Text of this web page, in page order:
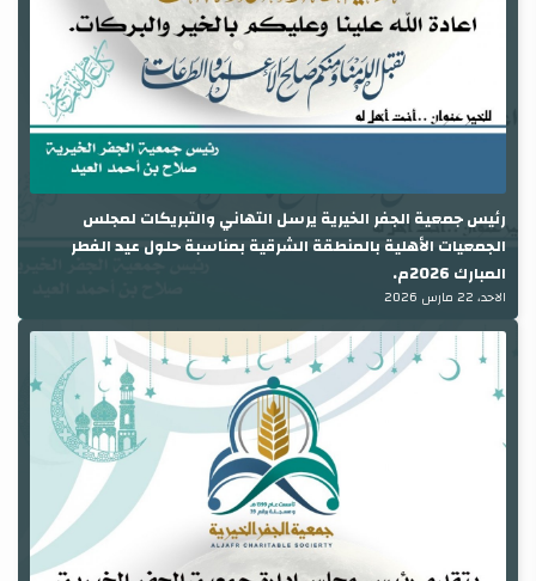
رئيس جمعية الجفر الخيرية يرسل التهاني والتبريكات لمجلس
الجمعيات الأهلية بالمنطقة الشرقية بمناسبة حلول عيد الفطر
المبارك 2026م.
الاحد، 22 مارس 2026